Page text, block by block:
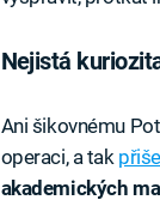
Nejistá
Ani šikovnému
operaci, a tak
akademických